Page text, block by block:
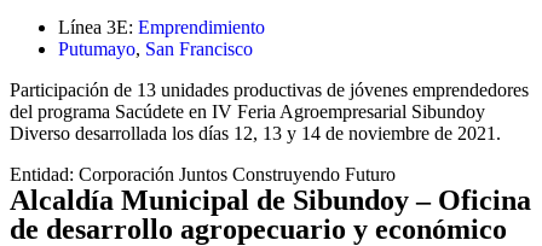
Línea 3E: Emprendimiento
Putumayo, San Francisco
Participación de 13 unidades productivas de jóvenes emprendedores
del programa Sacúdete en IV Feria Agroempresarial Sibundoy
Diverso desarrollada los días 12, 13 y 14 de noviembre de 2021.
Entidad: Corporación Juntos Construyendo Futuro
Alcaldía Municipal de Sibundoy – Oficina
de desarrollo agropecuario y económico